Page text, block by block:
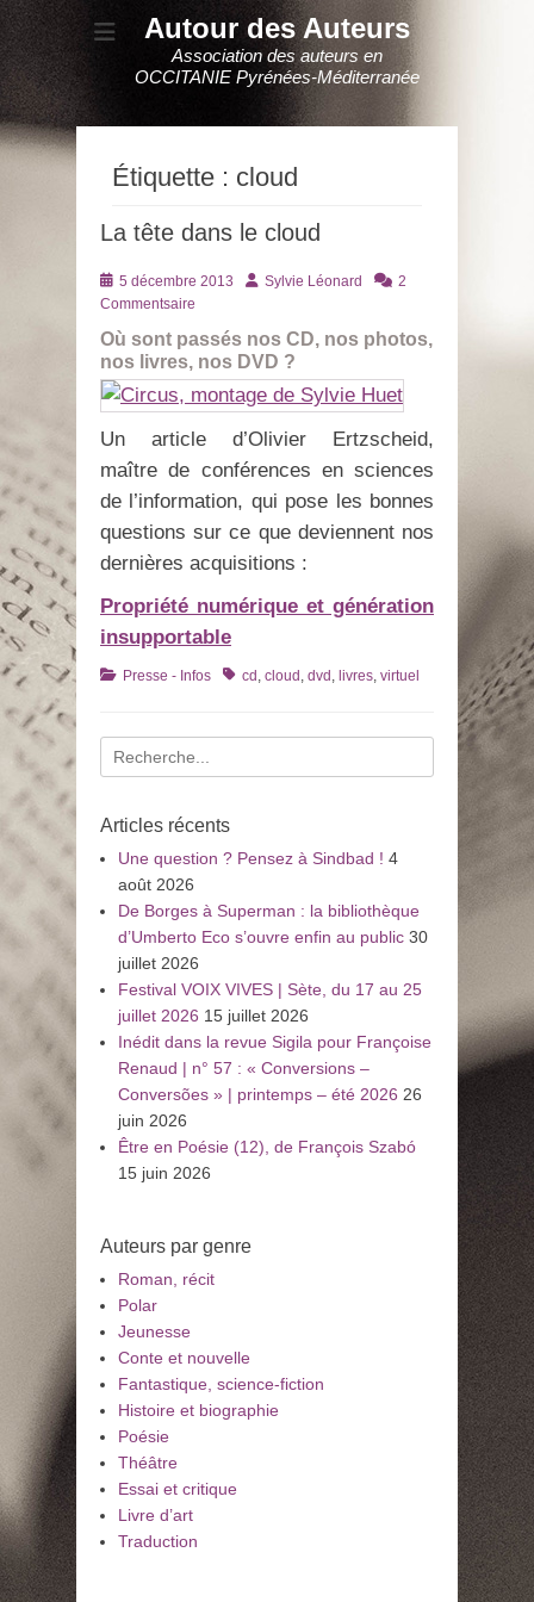
Autour des Auteurs
Association des auteurs en
OCCITANIE Pyrénées-Méditerranée
Étiquette : cloud
La tête dans le cloud
Posté
le
5 décembre 2013 AuteurSylvie Léonard
2
Commentsaire
Où sont passés nos CD, nos photos,
nos livres, nos DVD ?
Un article d’Olivier Ertzscheid,
maître de conférences en sciences
de l’information, qui pose les bonnes
questions sur ce que deviennent nos
dernières acquisitions :
Propriété numérique et génération
insupportable
Catégories
Presse - Infos Tags
cd , cloud , dvd , livres, virtuel
Recherche
pour
Articles récents
Une question ? Pensez à Sindbad ! 4
août 2026
De Borges à Superman : la bibliothèque
d’Umberto Eco s’ouvre enfin au public 30
juillet 2026
Festival VOIX VIVES | Sète, du 17 au 25
juillet 2026 15 juillet 2026
Inédit dans la revue Sigila pour Françoise
Renaud | n° 57 : « Conversions –
Conversões » | printemps – été 2026 26
juin 2026
Être en Poésie (12), de François Szabó
15 juin 2026
Auteurs par genre
Roman, récit
Polar
Jeunesse
Conte et nouvelle
Fantastique, science-fiction
Histoire et biographie
Poésie
Théâtre
Essai et critique
Livre d’art
Traduction